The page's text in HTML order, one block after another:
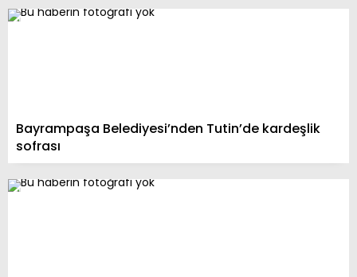
Bayrampaşa Belediyesi’nden Tutin’de kardeşlik
sofrası